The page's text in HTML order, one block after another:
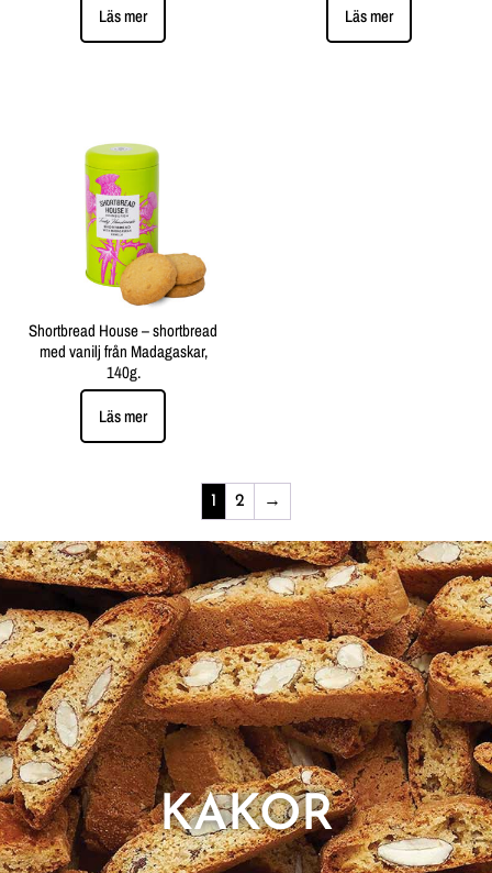
Läs mer Läs mer
Shortbread House – shortbread
med vanilj från Madagaskar,
140g.
Läs mer
1 2 →
KAKOR